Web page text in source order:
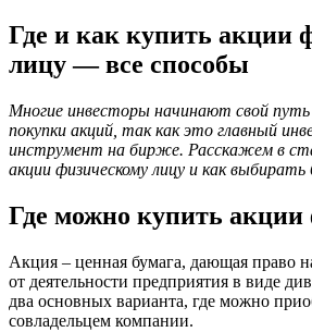
Где и как купить акции
лицу — все способы
Многие инвесторы начинают свой путь
покупки акций, так как это главный
инструмент на бирже. Расскажем в
акции физическому лицу и как выбирать
Где можно купить акции
Акция – ценная бумага, дающая право
от деятельности предприятия в виде
два основных варианта, где можно
совладельцем компании.